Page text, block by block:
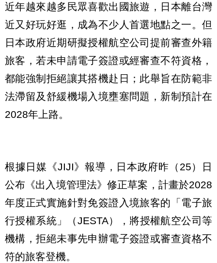
近年越來越多民眾喜歡出國旅遊，日本離台灣
近又好玩好逛，成為不少人首選地點之一。但
日本政府近期研擬授權航空公司提前審查外籍
旅客，若未申請電子簽證或經審查不符資格，
都能強制拒絕讓其搭機赴日；此舉旨在防範非
法滯留及舒緩機場入境壅塞問題，新制預計在
2028年上路。
根據日媒《JIJI》報導，日本政府昨（25）日
公布《出入境管理法》修正草案，計畫於2028
年度正式實施針對免簽證入境旅客的「電子旅
行授權系統」（JESTA），將授權航空公司等
機構，拒絕未事先申辦電子簽證或審查資格不
符的旅客登機。